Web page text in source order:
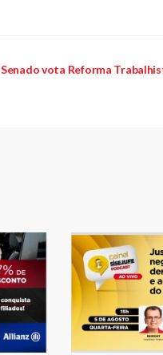
Senado vota Reforma